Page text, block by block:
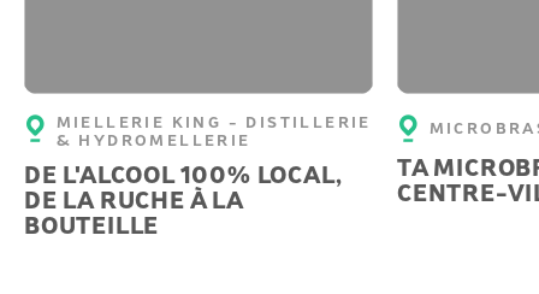
MIELLERIE KING - DISTILLERIE
& HYDROMELLERIE
DE L'ALCOOL 100% LOCAL,
DE LA RUCHE À LA
BOUTEILLE
TA
CENTRE-